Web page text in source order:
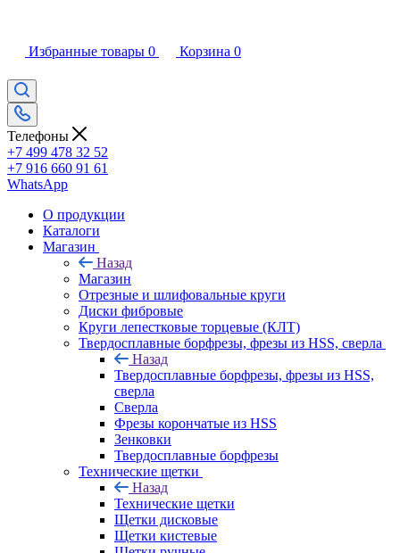
Избранные товары 0 Корзина 0
Телефоны
+7 499 478 32 52
+7 916 660 91 61
WhatsApp
О продукции
Каталоги
Магазин
Назад
Магазин
Отрезные и шлифовальные круги
Диски фибровые
Круги лепестковые торцевые (КЛТ)
Твердосплавные борфрезы, фрезы из HSS, сверла
Назад
Твердосплавные борфрезы, фрезы из HSS,
сверла
Сверла
Фрезы корончатые из HSS
Зенковки
Твердосплавные борфрезы
Технические щетки
Назад
Технические щетки
Щетки дисковые
Щетки кистевые